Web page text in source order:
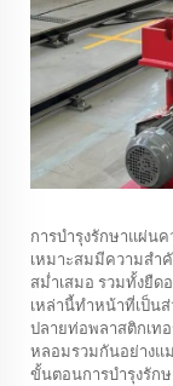
การบำรุงรักษาแผ่น
เหมาะสมมีความสำ
สม่ำเสมอ รวมทั้งยืด
เหล่านี้ทำหน้าที่เป็น
ปลายท่อพลาสติกเท
หลอมรวมกันอย่างแ
ขั้นตอนการบำรุงรัก